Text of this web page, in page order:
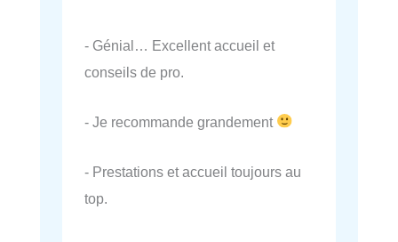
- Génial… Excellent accueil et
conseils de pro.
- Je recommande grandement
- Prestations et accueil toujours au
top.